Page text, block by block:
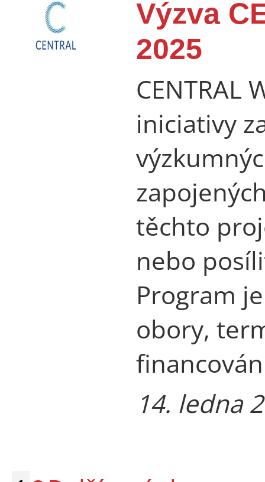
Výzva
2025
CENTRAL
iniciativy
těchto
nebo
Program
obory,
14. ledna